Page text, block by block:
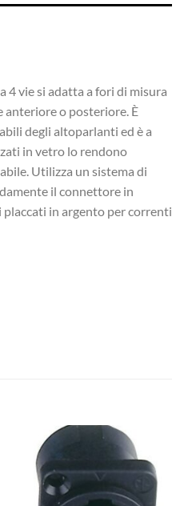
4 vie si adatta a fori di misura
anteriore o posteriore. È
degli altoparlanti ed è a
in vetro lo rendono
Utilizza un sistema di
il connettore in
in argento per correnti